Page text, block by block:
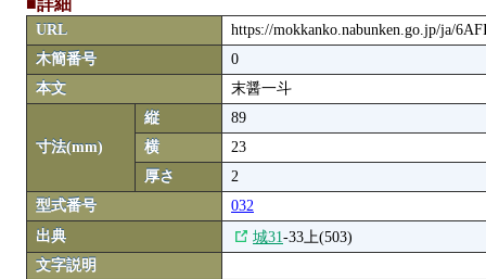
■詳細
URL
https://mokkanko.nabunken.go.jp/ja/
木簡番号
0
本文
末醤一斗
寸法(mm)
縦
89
横
23
厚さ
2
型式番号
032
出典
城31-33上(503)
文字説明